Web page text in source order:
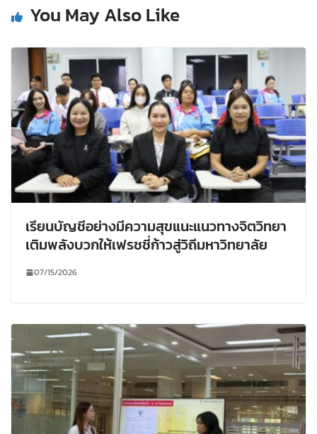
You May Also Like
เรียนบัญชีอย่างมีความสุขแนะแนวทางจิตวิทยา
เติมพลังบวกให้เฟรชชี่ก้าวสู่วิถีมหาวิทยาลัย
07/15/2026